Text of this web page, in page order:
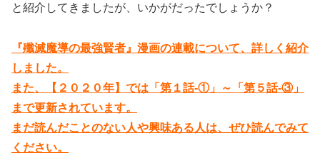
と紹介してきましたが、いかがだったでしょうか？
『殲滅魔導の最強賢者』漫画の連載について、詳しく紹介
しました。
また、【２０２０年】では「第１話-①」～「第５話-③」
まで更新されています。
まだ読んだことのない人や興味ある人は、ぜひ読んでみて
ください。